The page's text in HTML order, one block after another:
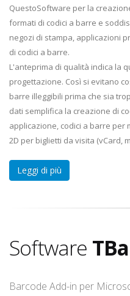
QuestoSoftware per la
formati di codici a barre e
negozi di stampa, applicazioni
di codici a barre.
L'anteprima di qualità indica la
progettazione. Così si evitano
barre illeggibili prima che sia
dati semplifica la creazione di
applicazione, codici a barre per
2D per biglietti da visita (vCard,
Leggi di più
Software
Barcode Add-in per